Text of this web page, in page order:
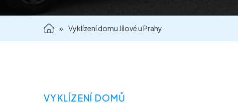
» Vyklízení domu Jílové u Prahy
VYKLÍZENÍ DOMŮ